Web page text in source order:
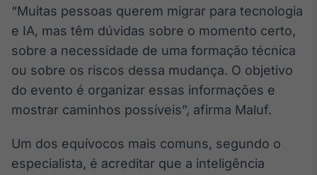
Monitoramento
inteligente de
notícias e
conteúdos
Broadcast
Fundos
A melhor
analisar fundos
de investimento
no Brasil
“Muitas pessoas querem migrar para tecnologia
e IA, mas têm dúvidas sobre o momento certo,
sobre a necessidade de uma formação técnica
ou sobre os riscos dessa mudança. O objetivo
do evento é organizar essas informações e
mostrar caminhos possíveis”, afirma Maluf.
Um dos equívocos mais comuns, segundo o
especialista, é acreditar que a inteligência